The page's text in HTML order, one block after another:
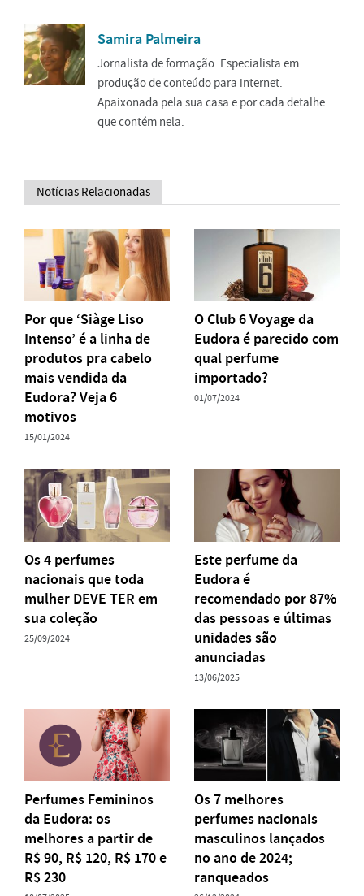
Samira Palmeira
Jornalista de formação. Especialista em
produção de conteúdo para internet.
Apaixonada pela sua casa e por cada detalhe
que contém nela.
Notícias Relacionadas
Por que ‘Siàge Liso
Intenso’ é a linha de
produtos pra cabelo
mais vendida da
Eudora? Veja 6
motivos
15/01/2024
O Club 6 Voyage da
Eudora é parecido com
qual perfume
importado?
01/07/2024
Os 4 perfumes
nacionais que toda
mulher DEVE TER em
sua coleção
25/09/2024
Este perfume da
Eudora é
recomendado por 87%
das pessoas e últimas
unidades são
anunciadas
13/06/2025
Perfumes Femininos
da Eudora: os
melhores a partir de
R$ 90, R$ 120, R$ 170 e
R$ 230
Os 7 melhores
perfumes nacionais
masculinos lançados
no ano de 2024;
ranqueados